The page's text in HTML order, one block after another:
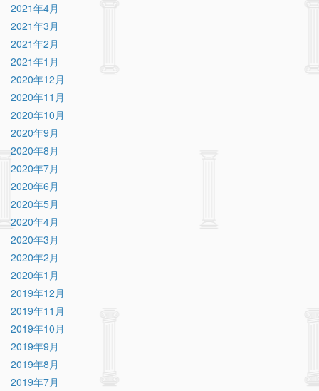
2021年4月
2021年3月
2021年2月
2021年1月
2020年12月
2020年11月
2020年10月
2020年9月
2020年8月
2020年7月
2020年6月
2020年5月
2020年4月
2020年3月
2020年2月
2020年1月
2019年12月
2019年11月
2019年10月
2019年9月
2019年8月
2019年7月